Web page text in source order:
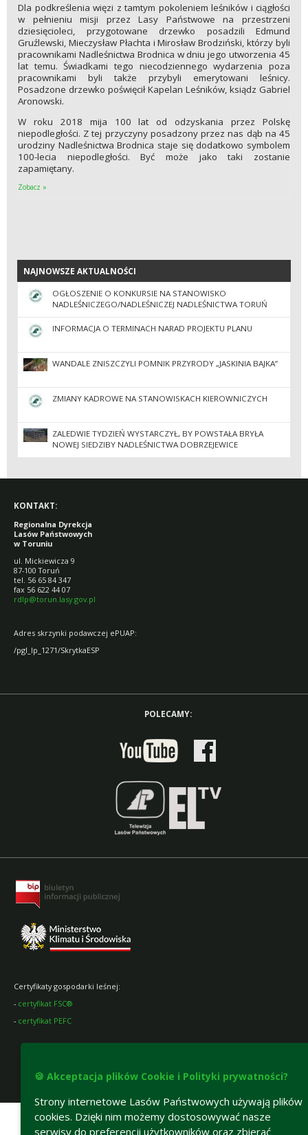
Dla podkreślenia więzi z tamtym pokoleniem leśników i ciągłości
w pełnieniu misji przez Lasy Państwowe na przestrzeni
dziesięcioleci, przygotowane drzewko posadzili Edmund
Gruźlewski, Mieczysław Płachta i Mirosław Brodziński, którzy byli
pracownikami Nadleśnictwa Brodnica w dniu jego utworzenia 45
lat temu. Świadkami tego niecodziennego wydarzenia poza
pracownikami byli także przybyli emerytowani leśnicy.
Posadzone drzewko poświęcił Kapelan Leśników, ksiądz Gabriel
Aronowski.
W roku 2018 mija 100 lat od odzyskania przez Polskę
niepodległości. Z tej przyczyny posadzony przez nas dąb na 45
urodziny Nadleśnictwa Brodnica staje się dodatkowo symbolem
100-lecia niepodległości. Być może jako taki zostanie
zapamiętany.
Zobacz »
NAJNOWSZE AKTUALNOŚCI
NAJNOWSZE AKTUALNOŚCI
OGŁOSZENIE O KONKURSIE NA STANOWISKO
NADLEŚNICZEGO/NADLEŚNICZEJ NADLEŚNICTWA TORUŃ
INFORMACJA O TERMINACH NARAD PROJEKTU PLANU
WANDALE ZNISZCZYLI POMNIK PRZYRODY „JASKINIA BAJKA”
ZMIANY KADROWE NA STANOWISKACH KIEROWNICZYCH
ZALEDWIE TYDZIEŃ WYSTARCZYŁ, BY POWSTAŁA BRYŁA
NOWEJ SIEDZIBY NADLEŚNICTWA DOBRZEJEWICE
KONTAKT:
Regionalna Dyrekcja
Lasów Państwowych
w Toruniu
ul. Mickiewicza 9
87-100 Toruń
tel. 56 65 84 347
fax 56 622 44 07
rdlp@torun.lasy.gov.pl
Adres skrzynki podawczej ePUAP:
/pgl_lp_1271/SkrytkaESP
POLECAMY:
Certyfikaty gospodarki leśnej:
- certyfikat FSC®
- certyfikat PEFC
🍪 Akceptacja plików Cookie i Polityki prywatności?
Strony internetowe Lasów Państwowych używają plików
cookies. Dzięki nim możemy dostosowywać nasze
serwisy do preferencji użytkowników oraz zbierać